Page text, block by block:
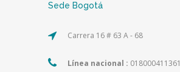
Sede Bogotá
Carrera 16 # 63 A - 68
Línea nacional : 018000411361